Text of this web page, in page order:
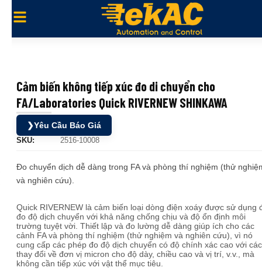
Cảm biến không tiếp xúc đo di chuyển cho
FA/Laboratories Quick RIVERNEW SHINKAWA
❯Yêu Cầu Báo Giá
SKU: 2516-10008
Đo chuyển dịch dễ dàng trong FA và phòng thí nghiệm (thử
và nghiên cứu).
Quick RIVERNEW là cảm biến loại dòng điện xoáy được sử dụng
đo độ dịch chuyển với khả năng chống chịu và độ ổn định môi
trường tuyệt vời. Thiết lập và đo lường dễ dàng giúp ích cho các
cảnh FA và phòng thí nghiệm (thử nghiệm và nghiên cứu), vì nó
cung cấp các phép đo độ dịch chuyển có độ chính xác cao với các
thay đổi về đơn vị micron cho độ dày, chiều cao và vị trí, v.v., mà
không cần tiếp xúc với vật thể mục tiêu.